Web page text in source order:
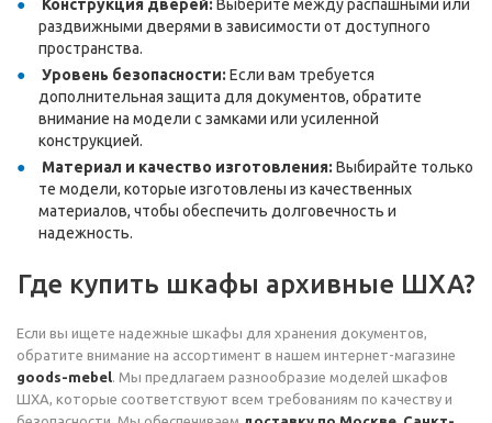
Конструкция дверей: Выберите между распашными или
раздвижными дверями в зависимости от доступного
пространства.
Уровень безопасности: Если вам требуется
дополнительная защита для документов, обратите
внимание на модели с замками или усиленной
конструкцией.
Материал и качество изготовления: Выбирайте только
те модели, которые изготовлены из качественных
материалов, чтобы обеспечить долговечность и
надежность.
Где купить шкафы архивные ШХА?
Если вы ищете надежные шкафы для хранения документов,
обратите внимание на ассортимент в нашем интернет-магазине
goods-mebel. Мы предлагаем разнообразие моделей шкафов
ШХА, которые соответствуют всем требованиям по качеству и